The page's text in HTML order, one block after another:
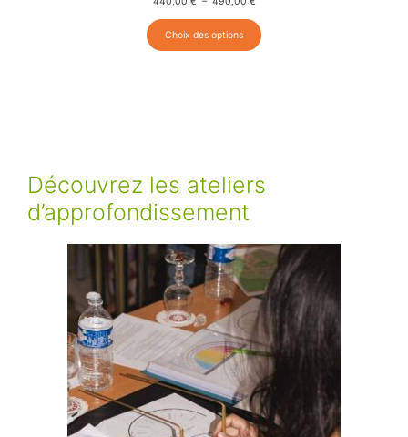
prix :
440,00 €
Choix des options
Découvrez les ateliers
d’approfondissement